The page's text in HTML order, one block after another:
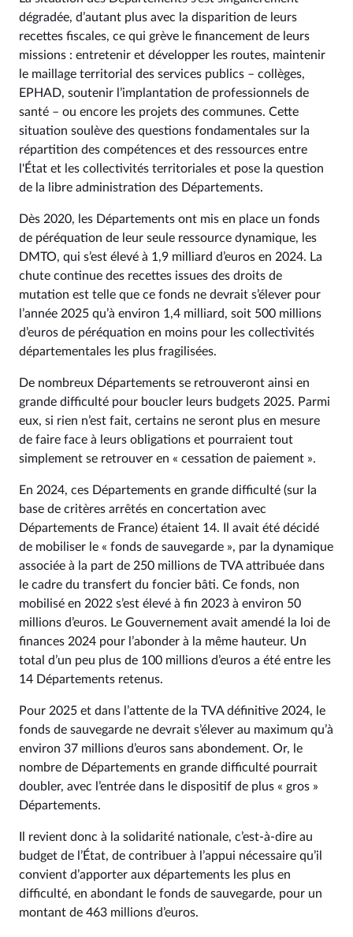
dégradée, d’autant plus avec la disparition de leurs
recettes fiscales, ce qui grève le financement de leurs
missions : entretenir et développer les routes, maintenir
le maillage territorial des services publics – collèges,
EPHAD, soutenir l’implantation de professionnels de
santé – ou encore les projets des communes. Cette
situation soulève des questions fondamentales sur la
répartition des compétences et des ressources entre
l'État et les collectivités territoriales et pose la question
de la libre administration des Départements.
Dès 2020, les Départements ont mis en place un fonds
de péréquation de leur seule ressource dynamique, les
DMTO, qui s’est élevé à 1,9 milliard d’euros en 2024. La
chute continue des recettes issues des droits de
mutation est telle que ce fonds ne devrait s’élever pour
l’année 2025 qu’à environ 1,4 milliard, soit 500 millions
d’euros de péréquation en moins pour les collectivités
départementales les plus fragilisées.
De nombreux Départements se retrouveront ainsi en
grande difficulté pour boucler leurs budgets 2025. Parmi
eux, si rien n’est fait, certains ne seront plus en mesure
de faire face à leurs obligations et pourraient tout
simplement se retrouver en « cessation de paiement ».
En 2024, ces Départements en grande difficulté (sur la
base de critères arrêtés en concertation avec
Départements de France) étaient 14. Il avait été décidé
de mobiliser le « fonds de sauvegarde », par la dynamique
associée à la part de 250 millions de TVA attribuée dans
le cadre du transfert du foncier bâti. Ce fonds, non
mobilisé en 2022 s’est élevé à fin 2023 à environ 50
millions d’euros. Le Gouvernement avait amendé la loi de
finances 2024 pour l’abonder à la même hauteur. Un
total d’un peu plus de 100 millions d’euros a été entre les
14 Départements retenus.
Pour 2025 et dans l’attente de la TVA définitive 2024, le
fonds de sauvegarde ne devrait s’élever au maximum qu’à
environ 37 millions d’euros sans abondement. Or, le
nombre de Départements en grande difficulté pourrait
doubler, avec l’entrée dans le dispositif de plus « gros »
Départements.
Il revient donc à la solidarité nationale, c’est-à-dire au
budget de l’État, de contribuer à l’appui nécessaire qu’il
convient d’apporter aux départements les plus en
difficulté, en abondant le fonds de sauvegarde, pour un
montant de 463 millions d’euros.